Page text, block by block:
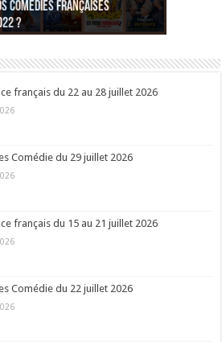
comédies françaises
?
préféré du Père
?
comédies françaises
?
» préféré ?
comédies de Jean-Marie Poiré
» préféré ?
bronzé » préféré ?
français du 22 au 28 juillet 2026
Comédie du 29 juillet 2026
français du 15 au 21 juillet 2026
Comédie du 22 juillet 2026